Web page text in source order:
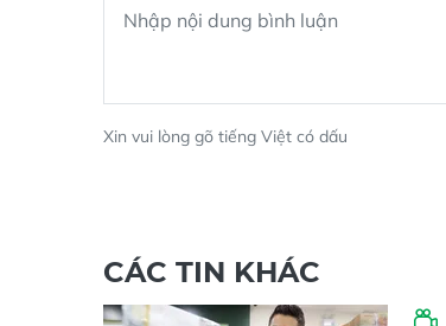
Xin vui lòng gõ tiếng Việt có dấu
CÁC TIN KHÁC